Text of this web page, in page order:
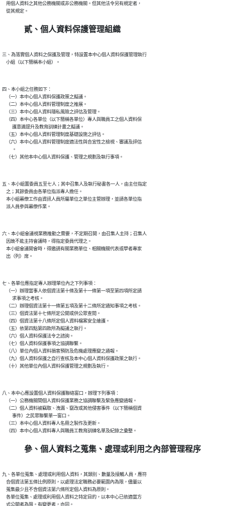
    用個人資料之其他公務機關或非公務機關。但其他法令另有規定者，
貳、個人資料保護管理組織
三、為落實個人資料之保護及管理，特設置本中心個人資料保護管理執行
四、本小組之任務如下：
    （一）本中心個人資料保護政策之擬議。
    （二）本中心個人資料管理制度之推展。
    （三）本中心個人資料隱私風險之評估及管理。
    （四）本中心各單位（以下簡稱各單位）專人與職員工之個人資料保
          護意識提升及教育訓練計畫之擬議。
    （五）本中心個人資料管理制度基礎設施之評估。
    （六）本中心個人資料管理制度適法性與合宜性之檢視、審議及評估
          。
五、本小組置委員五至七人；其中召集人及執行秘書各一人，由主任指定
    之；其餘委員由各單位指派專人擔任。
    本小組幕僚工作由資訊人員所屬單位之單位主管辦理，並請各單位指
六、本小組會議視業務推動之需要，不定期召開，由召集人主持；召集人
    因故不能主持會議時，得指定委員代理之。
    本小組會議開會時，得邀請有關業務單位、相關機關代表或學者專家
七、各單位應指定專人辦理單位內之下列事項：
    （一）辦理當事人依個資法第十條及第十一條第一項至第四項所定請
          求事項之考核。
    （二）辦理個資法第十一條第五項及第十二條所定通知事項之考核。
    （三）個資法第十七條所定公開或供公眾查閱。
    （四）個資法第十八條所定個人資料檔案安全維護。
    （五）依第四點第四款所為擬議之執行。
    （六）個人資料保護法令之諮詢。
    （七）個人資料保護事項之協調聯繫。
    （八）單位內個人資料損害預防及危機處理應變之通報。
    （九）個人資料保護之自行查核及本中心個人資料保護政策之執行。
八、本中心應設置個人資料保護聯絡窗口，辦理下列事項：
    （一）公務機關間個人資料保護業務之協調聯繫及緊急應變通報。
    （二）個人資料被竊取、洩漏、竄改或其他侵害事件（以下簡稱個資
          事件）之民眾聯繫單一窗口。
    （三）本中心個人資料專人名冊之製作及更新。
參、個人資料之蒐集、處理或利用之內部管理程序
九、各單位蒐集、處理或利用個人資料，其類別、數量及接觸人員，應符
    合個資法第五條比例原則，以處理法定職務必要範圍內為限，儘量以
    蒐集最少且不含個資法第六條所定個人資料為原則。
    各單位蒐集、處理或利用個人資料之特定目的，以本中心已依適當方